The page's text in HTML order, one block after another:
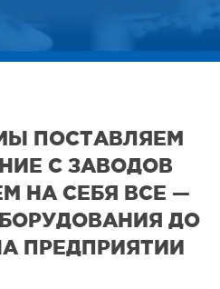
ПОСТАВЛЯЕМ
С ЗАВОДОВ
НА СЕБЯ ВСЕ —
ДО
ПРЕДПРИЯТИИ